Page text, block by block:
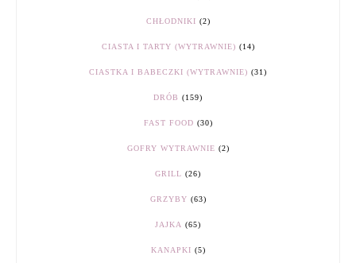
CHŁODNIKI (2)
CIASTA I TARTY (WYTRAWNIE) (14)
CIASTKA I BABECZKI (WYTRAWNIE) (31)
DRÓB (159)
FAST FOOD (30)
GOFRY WYTRAWNIE (2)
GRILL (26)
GRZYBY (63)
JAJKA (65)
KANAPKI (5)